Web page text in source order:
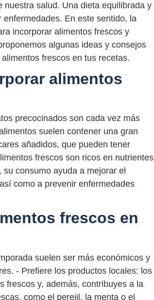
salud. Una dieta equilibrada y
En este sentido, la
incorporar alimentos frescos y
algunas ideas y consejos
frescos en tus recetas.
alimentos
precocinados son cada vez más
suelen contener una gran
añadidos, que pueden tener
frescos son ricos en nutrientes
consumo ayuda a mejorar el
como a prevenir enfermedades
frescos en
suelen ser más económicos y
- Prefiere los productos locales: los
frescos y, además, contribuyes a la
como el perejil, la menta o el